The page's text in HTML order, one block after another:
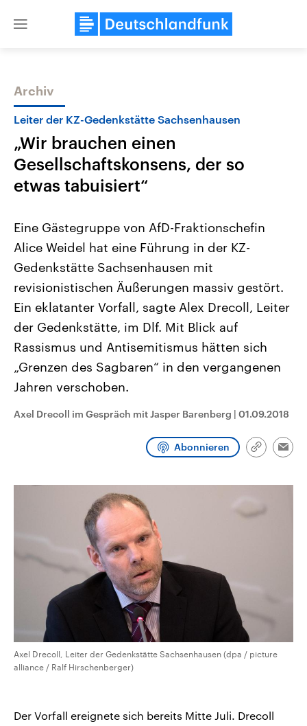
Close
Themen
2026
Alle Informationen
Sachsen-Anhalt wählt am 6.
September 2026 einen neuen
Landtag. Seit 2021 wird das
Bundesland von einer Koalition aus
CDU, SPD und FDP regiert.-
Umfragen, Prognosen,
und Hintergründe zu den Parteien
und Kandidaten der anstehenden
Wahl.
Aktuelle Beiträge,
Hintergründe
Wirtschaftlich und
gehören die Vereinigten
den mächtigsten Ländern
mit großem Einfluss auf
aktuelle Weltgeschehen.
Sendungen Programm Podcasts
Audio-Archiv
Archiv
Leiter der KZ-Gedenkstätte Sachsenhausen
„Wir brauchen einen
Gesellschaftskonsens, der so
etwas tabuisiert“
Eine Gästegruppe von AfD-Fraktionschefin
Alice Weidel hat eine Führung in der KZ-
Gedenkstätte Sachsenhausen mit
revisionistischen Äußerungen massiv gestört.
Ein eklatanter Vorfall, sagte Alex Drecoll, Leiter
der Gedenkstätte, im Dlf. Mit Blick auf
Rassismus und Antisemitismus hätten sich
„Grenzen des Sagbaren“ in den vergangenen
Jahren verschoben.
Axel Drecoll im Gespräch mit Jasper Barenberg | 01.09.2018
Abonnieren
Link
Axel Drecoll, Leiter der Gedenkstätte Sachsenhausen (dpa / picture
alliance / Ralf Hirschenberger)
Der Vorfall ereignete sich bereits Mitte Juli. Drecoll